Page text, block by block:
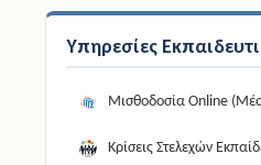
Υπηρεσίες
Μισθοδοσία Online
Κρίσεις Στελεχών